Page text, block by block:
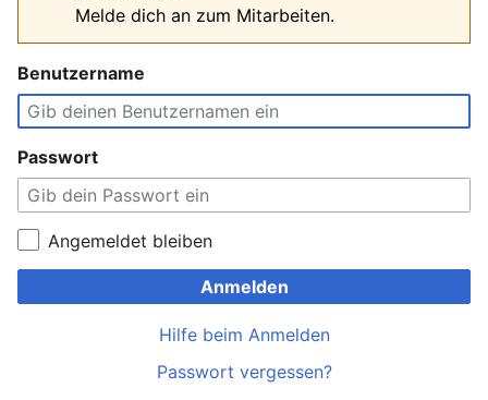
Melde dich an zum Mitarbeiten.
Benutzername
Passwort
Angemeldet bleiben
Anmelden
Hilfe beim Anmelden
Passwort vergessen?